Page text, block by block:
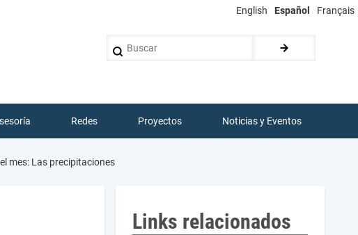
English Español Français
Redes Proyectos Noticias y Eventos
mes: Las precipitaciones
Links relacionados